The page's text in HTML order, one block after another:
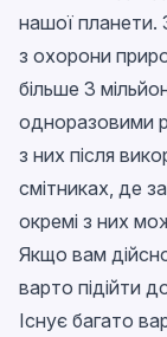
нашої планети.
з охорони
більше 3
одноразовими
з них після
смітниках, де
окремі з них
Якщо вам
варто підійти
Існує багато